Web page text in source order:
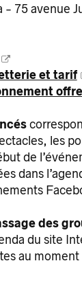
- 75 avenue
et tarif
les
de
dans
des
du site
au